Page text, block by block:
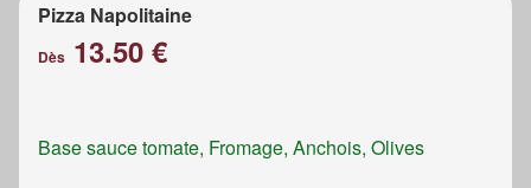
Pizza Napolitaine
Dès 13.50 €
Base sauce tomate, Fromage, Anchois, Olives